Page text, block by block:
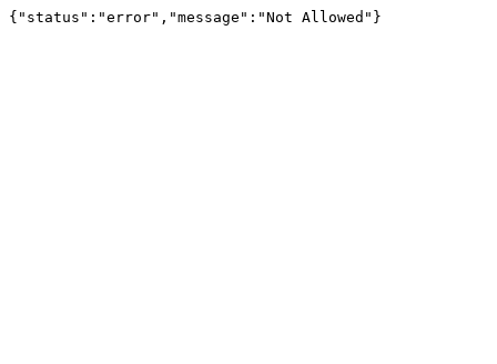
{"status":"error","message":"Not Allowed"}